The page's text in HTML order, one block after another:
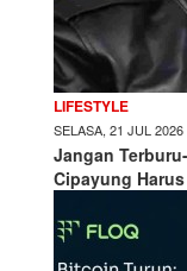
LIFESTYLE
SELASA, 21 JUL 2026
Jangan
Cipayung